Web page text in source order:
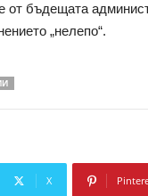
от бъдещата
„нелепо“.
X